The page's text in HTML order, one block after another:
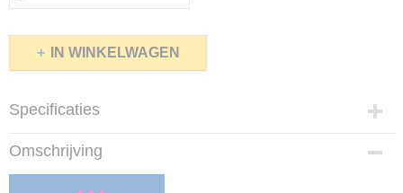
IN WINKELWAGEN
Specificaties
Productcode
Omschrijving